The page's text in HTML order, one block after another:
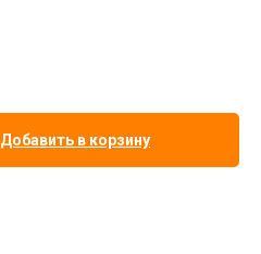
Добавить в корзину